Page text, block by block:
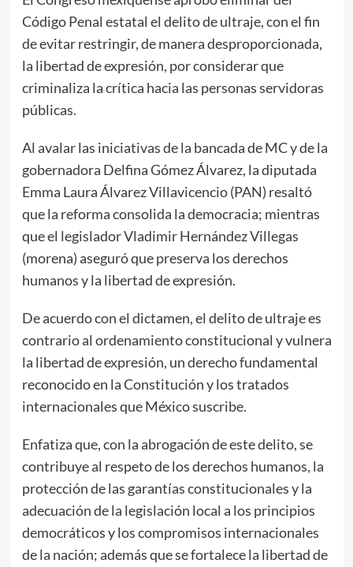
Código Penal estatal el delito de ultraje, con el fin
de evitar restringir, de manera desproporcionada,
la libertad de expresión, por considerar que
criminaliza la crítica hacia las personas servidoras
públicas.
Al avalar las iniciativas de la bancada de MC y de la
gobernadora Delfina Gómez Álvarez, la diputada
Emma Laura Álvarez Villavicencio (PAN) resaltó
que la reforma consolida la democracia; mientras
que el legislador Vladimir Hernández Villegas
(morena) aseguró que preserva los derechos
humanos y la libertad de expresión.
De acuerdo con el dictamen, el delito de ultraje es
contrario al ordenamiento constitucional y vulnera
la libertad de expresión, un derecho fundamental
reconocido en la Constitución y los tratados
internacionales que México suscribe.
Enfatiza que, con la abrogación de este delito, se
contribuye al respeto de los derechos humanos, la
protección de las garantías constitucionales y la
adecuación de la legislación local a los principios
democráticos y los compromisos internacionales
de la nación; además que se fortalece la libertad de